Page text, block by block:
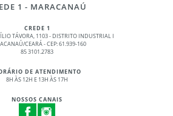
1 - MARACANAÚ
CREDE 1
TÁVORA, 1103 - DISTRITO INDUSTRIAL I
CEARÁ - CEP: 61.939-160
85 3101.2783
DE ATENDIMENTO
8H ÀS 12H E 13H ÀS 17H
NOSSOS CANAIS